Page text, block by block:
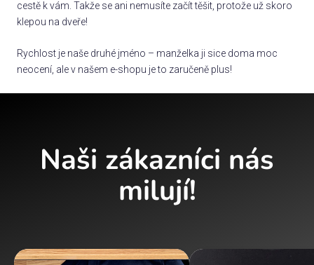
cestě k vám. Takže se ani nemusíte začít těšit, protože už skoro
klepou na dveře!
Rychlost je naše druhé jméno – manželka ji sice doma moc
neocení, ale v našem e-shopu je to zaručeně plus!
Naši zákazníci nás
milují!